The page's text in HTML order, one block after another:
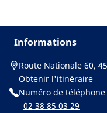
Informations
Route Nationale 60,
Obtenir l'itinéraire
Numéro de téléphone
02 38 85 03 29